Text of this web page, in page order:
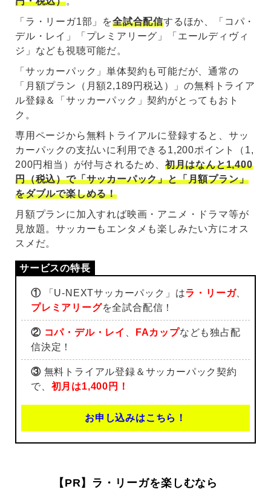
「ラ・リーガ1部」を全試合配信するほか、「コパ・
デル・レイ」「プレミアリーグ」「エールディヴィ
ジ」なども視聴可能だ。
「サッカーパック」単体契約も可能だが、通常の
「月額プラン（月額2,189円税込）」の無料トライア
ル登録＆「サッカーパック」契約がとってもおト
ク。
専用ページから無料トライアルに登録すると、サッ
カーパックの支払いに利用できる1,200ポイント（1,
200円相当）が付与されるため、 初月はなんと1,400
円（税込）で「サッカーパック」と「月額プラン」
をダブルで楽しめる！
月額プランに加入すれば映画・アニメ・ドラマ等が
見放題。サッカーもエンタメも楽しみたい方にオス
スメだ。
①「U-NEXTサッカーパック」はラ・リーガ、
プレミアリーグを全試合配信！
② コパ・デル・レイ FAカップなども独占配
信決定！
③無料トライアル登録＆サッカーパック契約
で、 初月は1,400円！
お申し込みはこちら！
【PR】ラ・リーガを楽しむなら